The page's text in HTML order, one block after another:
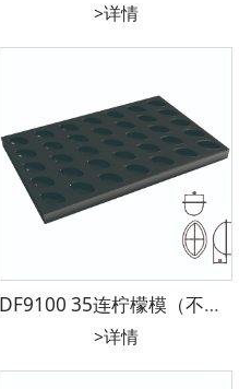
>详情
DF9100 35连柠檬模（不沾） 镀铝 600*400*35mm 70*40*28mm
>详情